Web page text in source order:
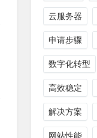
云服务器
申请步骤
数字化转型
高效稳定
解决方案